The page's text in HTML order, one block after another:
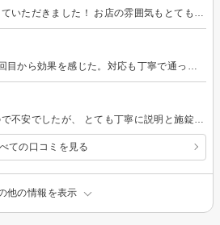
ての口コミを見る
他の情報を表示